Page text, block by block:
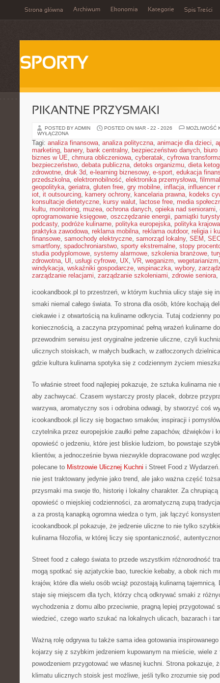
Strona główna Archiwum Ekonomia Kategorie Spis Treści
SPORTY
PIKANTNE PRZYSMAKI
POSTED BY ADMIN POSTED ON MAR - 22 - 2026
MOŻLIWOŚĆ
WYŁĄCZONA
Tagi: analiza finansowa, analiza polityczna, animacje dla dzieci,
marketing, banery, bank centralny, bezpieczeństwo danych, biuro
biznes w UE, chmura obliczeniowa, cyberatak, cyfrowa
bezpieczeństwo, debata publiczna, detoks organizmu, dieta
zdrowotne, druk 3d, e-learning biznesowy, e-sport, edukacja
przedszkolna, elektromobilność, elektronika przemysłowa,
geopolityka, geriatra, gluten free, gry mobilne, inflacja, influencer
iot, it outsourcing, kamery ochrony, kancelaria prawna, kodeks
konsultacje dietetyczne, kursy walut, lactose free, media
kultu, monitoring, muzea, ochrona danych, opieka nad seniorami,
oprogramowanie księgowe, oszczędzanie energii, pamiątki
podcasty, podróże kulinarne, polityka europejska, polityka krajowa
praktyka zawodowa, reklama mobilna, reklama outdoor, religia i
finansowe, samochody elektryczne, samorząd lokalny, SEM ,
smartfony, spadochroniarstwo, sporty ekstremalne, stopy
studia podyplomowe, systemy alarmowe, szkolenia branżowe,
zdrowotna, UI , usługi cyfrowe, UX, VR, weganizm, wegetarianizm
windykacja, wskaźniki gospodarcze, wspinaczka, wybory,
zarządzanie relacjami, zarządzanie szkoleniami, zdrowie seniora,
icookandbook.pl to przestrzeń, w którym kuchnia ulicy staje się
smaki niemal całego świata. To strona dla osób, które kochają
ciekawie i z otwartością na kulinarne odkrycia. Tutaj codzienny
koniecznością, a zaczyna przypominać pełną wrażeń kulinarne
przewodnim serwisu jest oryginalne jedzenie uliczne, czyli
ulicznych stoiskach, w małych budkach, w zatłoczonych
gdzie kultura kulinarna spotyka się z codziennym życiem
To właśnie street food najlepiej pokazuje, że sztuka kulinarna
aby zachwycać. Czasem wystarczy prosty placek, dobrze
warzywa, aromatyczny sos i odrobina odwagi, by stworzyć coś
icookandbook.pl liczy się bogactwo smaków, inspiracji i
czytelnika przez europejskie zaułki pełne zapachów, dźwięków i
opowieść o jedzeniu, które jest bliskie ludziom, bo powstaje
klientów, a jednocześnie bywa niezwykle dopracowane pod
polecane to Mistrzowie Ulicznej Kuchni i Street Food z
nie jest traktowany jedynie jako trend, ale jako ważna część
przysmaki ma swoje tło, historię i lokalny charakter. Za
opowieść o miejskiej codzienności, za aromatyczną zupą
a za prostą kanapką ogromna wiedza o tym, jak łączyć
icookandbook.pl pokazuje, że jedzenie uliczne to nie tylko
kulinarna filozofia, w której liczy się spontaniczność,
Street food z całego świata to przede wszystkim różnorodność
mogą spotkać się azjatyckie bao, tureckie kebaby, a obok nich
krajów, które dla wielu osób wciąż pozostają kulinarną
staje się miejscem dla tych, którzy chcą odkrywać smaki z
wychodzenia z domu albo przeciwnie, pragną lepiej przygotować
wiedzieć, czego warto szukać na lokalnych ulicach, bazarach i
Ważną rolę odgrywa tu także sama idea gotowania
kojarzy się z szybkim jedzeniem kupowanym na mieście, wiele
powodzeniem przygotować we własnej kuchni. Strona pokazuje,
klimatu ulicznych stoisk jest możliwe, jeśli tylko zrozumie się